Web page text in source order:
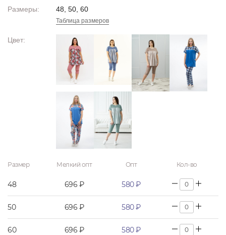
Размеры:
48, 50, 60
Таблица размеров
Цвет:
Размер Мелкий опт Опт Кол-во
48 696 ₽ 580 ₽
50 696 ₽ 580 ₽
60 696 ₽ 580 ₽